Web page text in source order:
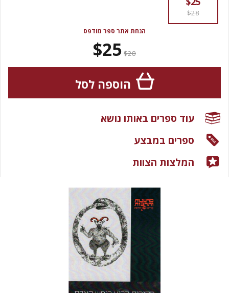
$28
הנחת אתר ספר מודפס
$28
$25
הוספה לסל
עוד ספרים באותו נושא
ספרים במבצע
המלצות הצוות